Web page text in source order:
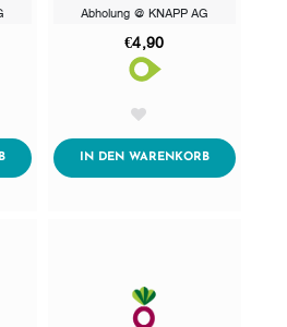
ADDTOCART
Abholung @ KNAPP AG
€4,90
IN DEN WARENKORBADDTOCART